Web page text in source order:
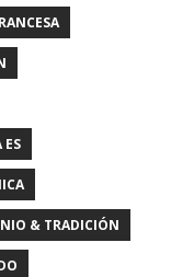
ES
& TRADICIÓN